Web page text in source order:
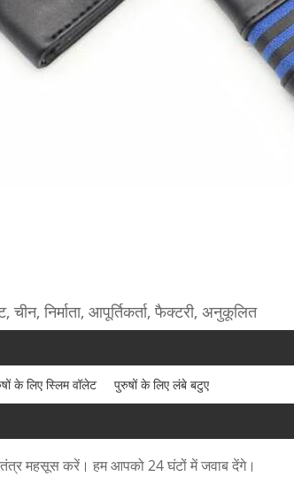
निर्माता, आपूर्तिकर्ता, फैक्टरी, अनुकूलित
के लिए स्लिम वॉलेट पुरुषों के लिए लंबे बटुए
महसूस करें। हम आपको 24 घंटों में जवाब देंगे।